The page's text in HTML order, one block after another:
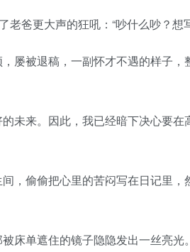
老爸更大声的狂吼：“吵什么吵？想
屡被退稿，一副怀才不遇的样子
未来。因此，我已经暗下决心要
，偷偷把心里的苦闷写在日记里
床单遮住的镜子隐隐发出一丝亮